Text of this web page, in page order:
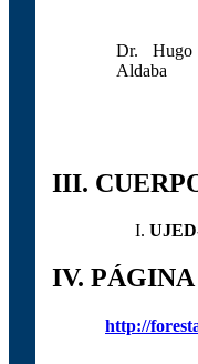
Dr. Hugo
Aldaba
III.
IV.
http://